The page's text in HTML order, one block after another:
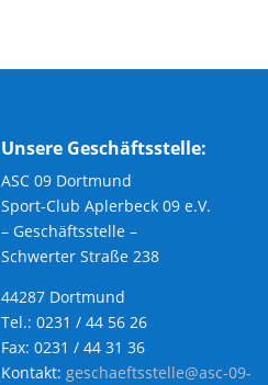
Unsere Geschäftsstelle:
ASC 09 Dortmund
Sport-Club Aplerbeck 09 e.V.
– Geschäftsstelle –
Schwerter Straße 238
44287 Dortmund
Tel.: 0231 / 44 56 26
Fax: 0231 / 44 31 36
Kontakt:geschaeftsstelle@asc-09-